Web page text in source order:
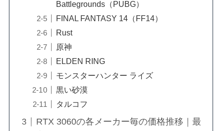
Battlegrounds（PUBG）
FINAL FANTASY 14（FF14）
Rust
原神
ELDEN RING
モンスターハンター ライズ
黒い砂漠
タルコフ
RTX 3060の各メーカー毎の価格推移｜最